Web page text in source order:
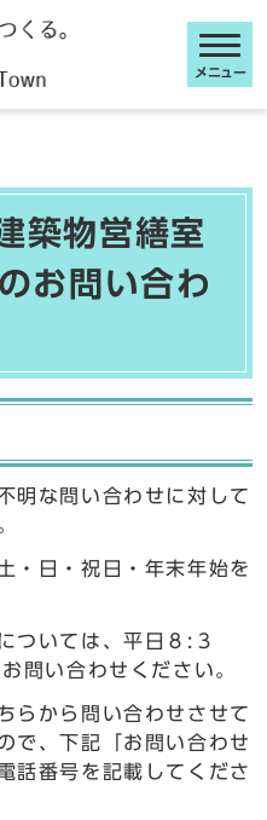
メニュー
築物営繕室
お問い合わ
明な問い合わせに対して
・日・祝日・年末年始を
ついては、平日８:３
問い合わせください。
らから問い合わせさせて
で、下記「お問い合わせ
話番号を記載してくださ